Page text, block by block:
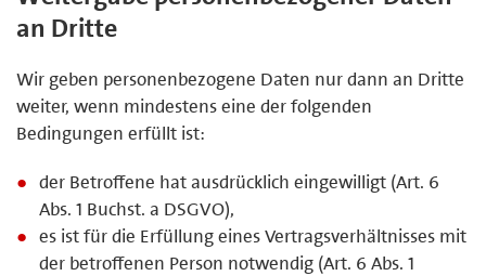
an Dritte
Wir geben personenbezogene Daten nur dann an Dritte
weiter, wenn mindestens eine der folgenden
Bedingungen erfüllt ist:
der Betroffene hat ausdrücklich eingewilligt (Art. 6
Abs. 1 Buchst. a DSGVO),
es ist für die Erfüllung eines Vertragsverhältnisses mit
der betroffenen Person notwendig (Art. 6 Abs. 1